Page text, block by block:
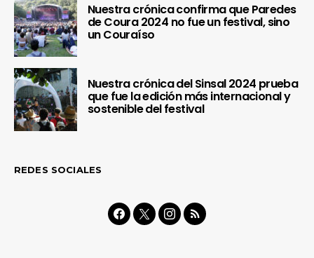
Nuestra crónica confirma que Paredes
de Coura 2024 no fue un festival, sino
un Couraíso
Nuestra crónica del Sinsal 2024 prueba
que fue la edición más internacional y
sostenible del festival
REDES SOCIALES